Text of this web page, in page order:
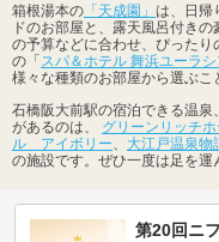
箱根湯本の 「天成園」 は、日帰
ドのお部屋と、露天風呂付き
の予算などに合わせ、ぴった
の「スパ＆ホテル 舞浜ユーラシ
様々な種類のお部屋から選ぶこ
石橋阪大前駅の宿泊できる温
があるのは、 グリーンリッチ
ル アイボリー、 大江戸温泉物
の施設です。ぜひ一度は足を運
第20回ニ